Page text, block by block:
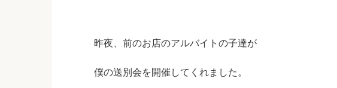
昨夜、前のお店のアルバイトの子達が
僕の送別会を開催してくれました。